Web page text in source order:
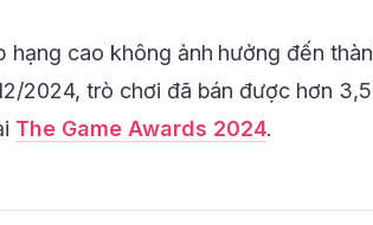
hạng cao không ảnh hưởng đến
2024, trò chơi đã bán được hơn
The Game Awards 2024.